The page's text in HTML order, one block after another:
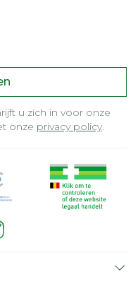
u zich in voor onze
onze privacy policy.